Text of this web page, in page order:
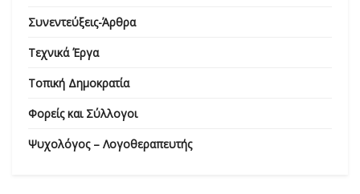
Συνεντεύξεις-Άρθρα
Τεχνικά Έργα
Τοπική Δημοκρατία
Φορείς και Σύλλογοι
Ψυχολόγος – Λογοθεραπευτής